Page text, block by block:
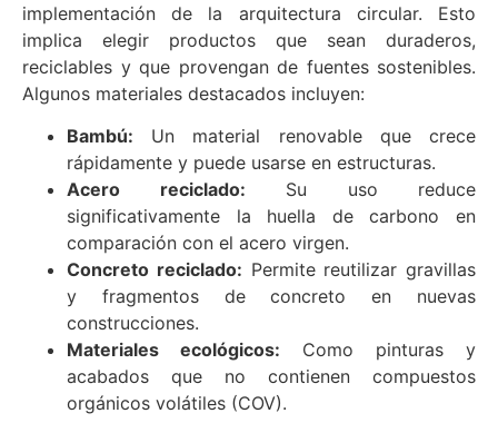
implementación de la arquitectura circular. Esto
implica elegir productos que sean duraderos,
reciclables y que provengan de fuentes sostenibles.
Algunos materiales destacados incluyen:
Bambú: Un material renovable que crece
rápidamente y puede usarse en estructuras.
Acero reciclado: Su uso reduce
significativamente la huella de carbono en
comparación con el acero virgen.
Concreto reciclado: Permite reutilizar gravillas
y fragmentos de concreto en nuevas
construcciones.
Materiales ecológicos: Como pinturas y
acabados que no contienen compuestos
orgánicos volátiles (COV).